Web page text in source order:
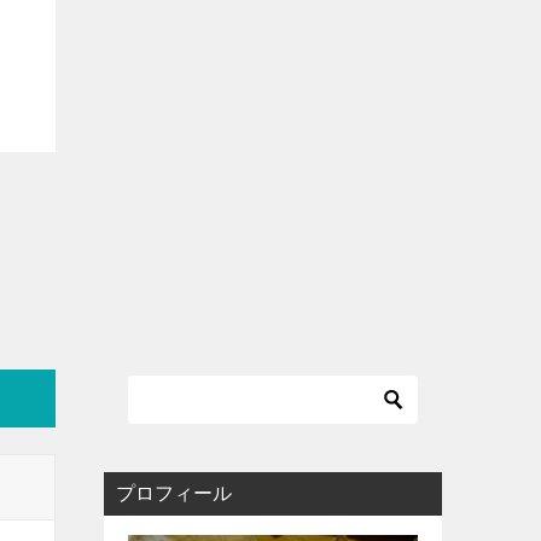
プロフィール